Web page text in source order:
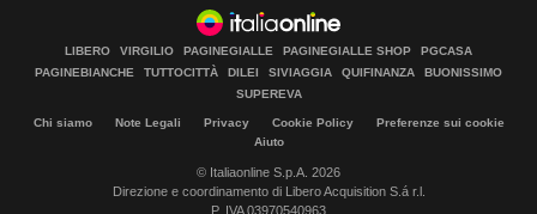
LIBERO VIRGILIO PAGINEGIALLE PAGINEGIALLE SHOP
PGCASA
PAGINEBIANCHE
TUTTOCITTÀ DILEI SIVIAGGIA QUIFINANZA
BUONISSIMO
SUPEREVA
Chi siamo Note Legali Privacy Cookie Policy
Preferenze sui cookie
Aiuto
© Italiaonline S.p.A. 2026
Direzione e coordinamento di Libero Acquisition S.á r.l.
P. IVA 03970540963